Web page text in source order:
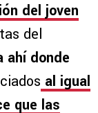
del joven
del
ahí donde
al igual
que las